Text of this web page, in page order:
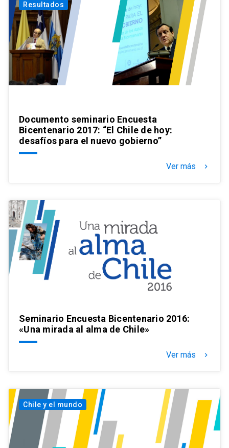
Resultados
Documento seminario Encuesta
Bicentenario 2017: “El Chile de hoy:
desafíos para el nuevo gobierno”
Ver más keyboard_arrow_right
Seminario Encuesta Bicentenario 2016:
«Una mirada al alma de Chile»
Ver más keyboard_arrow_right
Chile y el mundo